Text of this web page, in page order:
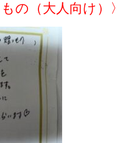
の（大人向け）〉